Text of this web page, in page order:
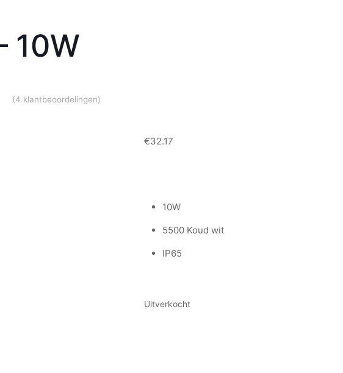
10W
(4 klantbeoordelingen)
€32.17
10W
5500 Koud wit
IP65
Uitverkocht